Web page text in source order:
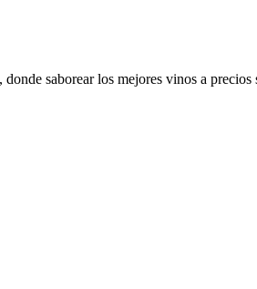
saborear los mejores vinos a precios